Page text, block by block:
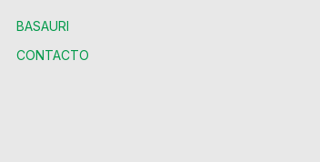
BASAURI
CONTACTO